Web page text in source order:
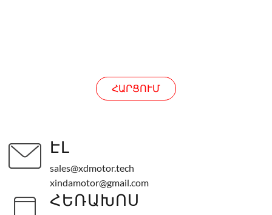
ՀԱՐՑՈՒՄ
ԷԼ
sales@xdmotor.tech
xindamotor@gmail.com
ՀԵՌԱԽՈՍ